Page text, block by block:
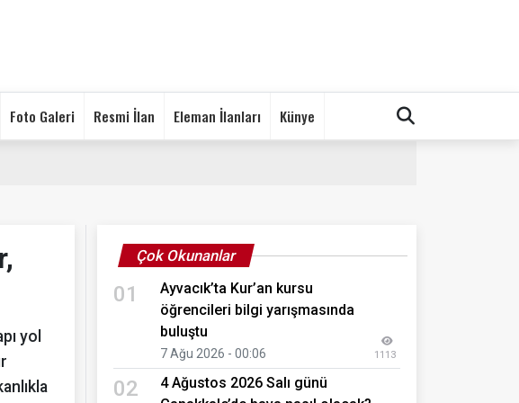
Foto Galeri Resmi İlan Eleman İlanları Künye
yol
Çok Okunanlar
01
Ayvacık’ta Kur’an kursu
öğrencileri bilgi yarışmasında
buluştu
7 Ağu 2026 - 00:06 1113
02
4 Ağustos 2026 Salı günü